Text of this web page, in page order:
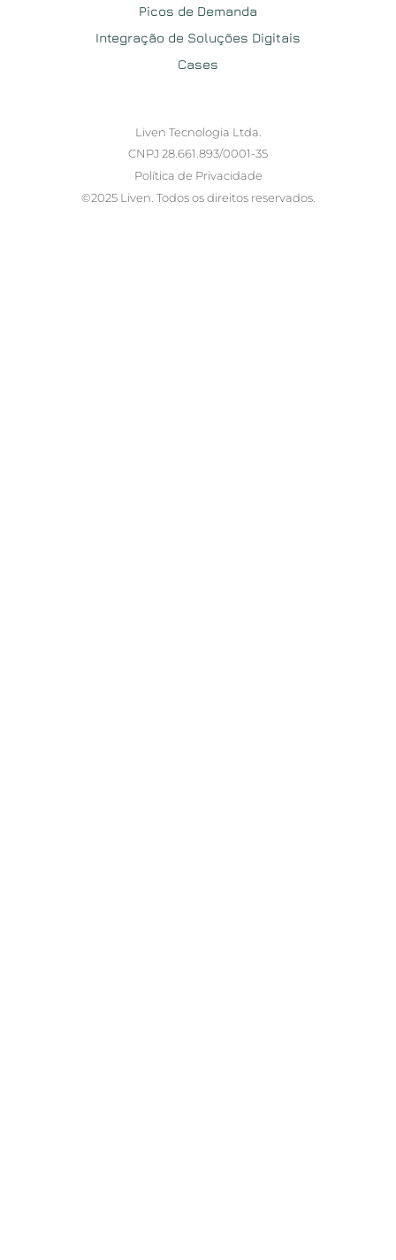
Picos de Demanda
Integração de Soluções Digitais
Cases
Liven Tecnologia Ltda.
CNPJ 28.661.893/0001-35
Política de Privacidade
©2025 Liven. Todos os direitos reservados.